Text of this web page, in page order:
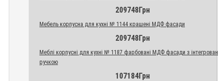
209748Грн
Мебель корпусна для кухні № 1144 крашені МДФ фасади
209748Грн
Меблі корпусні для кухні № 1187 фарбовані МДФ фасади з
ручкою
107184Грн